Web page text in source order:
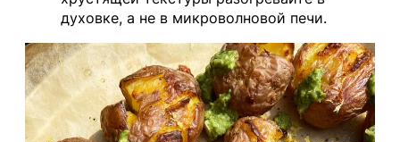
духовке, а не в микроволновой печи.